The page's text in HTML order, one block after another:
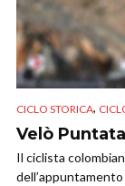
CICLO STORICA,
Velò
Il ciclista